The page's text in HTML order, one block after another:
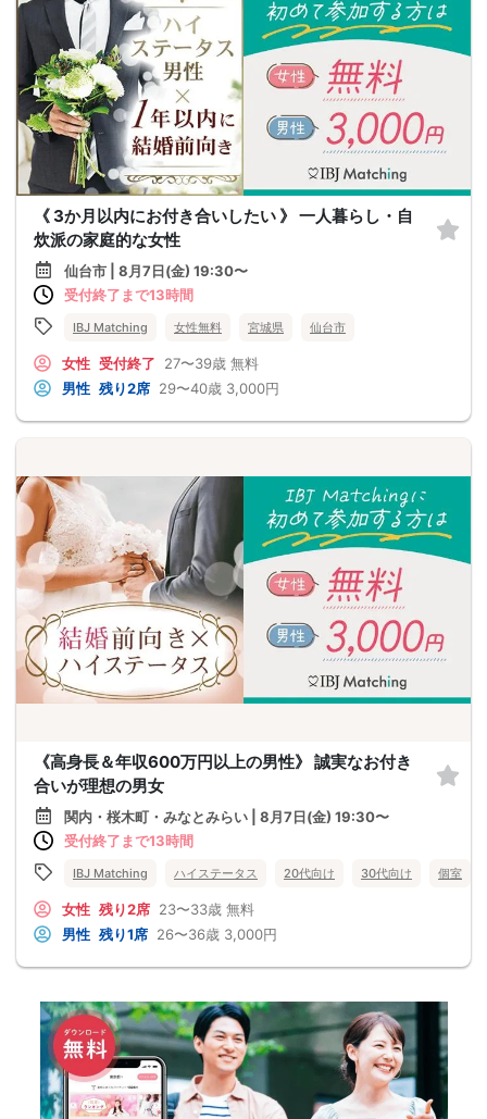
《 3か月以内にお付き合いしたい 》 一人暮らし・自
炊派の家庭的な女性
仙台市 | 8月7日(金) 19:30〜
受付終了まで13時間
IBJ Matching 女性無料 宮城県 仙台市
女性 受付終了 27〜39歳 無料
男性 残り2席 29〜40歳 3,000円
《高身長＆年収600万円以上の男性》 誠実なお付き
合いが理想の男女
関内・桜木町・みなとみらい | 8月7日(金) 19:30〜
受付終了まで13時間
IBJ Matching ハイステータス 20代向け 30代向け 個室
女性 残り2席 23〜33歳 無料
男性 残り1席 26〜36歳 3,000円